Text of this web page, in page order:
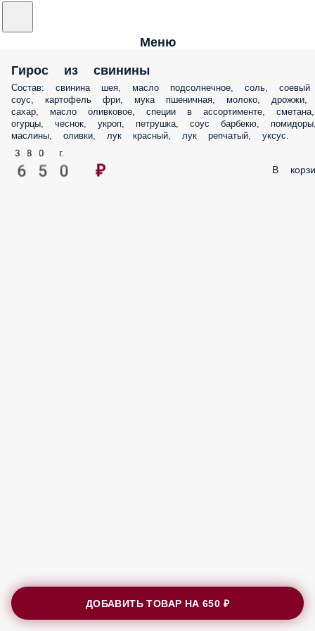
Меню
Гирос из свинины
Состав: свинина шея, масло подсолнечное, соль, соевый
соус, картофель фри, мука пшеничная, молоко, дрожжи,
сахар, масло оливковое, специи в ассортименте, сметана,
огурцы, чеснок, укроп, петрушка, соус барбекю,
маслины, оливки, лук красный, лук репчатый, уксус.
380 г.
650 ₽ В
ДОБАВИТЬ ТОВАР НА650 ₽